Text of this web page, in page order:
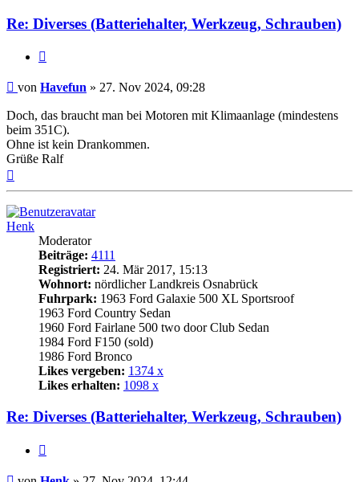
Re: Diverses (Batteriehalter, Werkzeug, Schrauben)
Beitrag
von Havefun » 27. Nov 2024, 09:28
Doch, das braucht man bei Motoren mit Klimaanlage (mindestens
beim 351C).
Ohne ist kein Drankommen.
Grüße Ralf
Henk
Moderator
Beiträge: 4111
Registriert: 24. Mär 2017, 15:13
Wohnort: nördlicher Landkreis Osnabrück
Fuhrpark: 1963 Ford Galaxie 500 XL Sportsroof
1963 Ford Country Sedan
1960 Ford Fairlane 500 two door Club Sedan
1984 Ford F150 (sold)
1986 Ford Bronco
Likes vergeben: 1374 x
Likes erhalten: 1098 x
Re: Diverses (Batteriehalter, Werkzeug, Schrauben)
Beitrag